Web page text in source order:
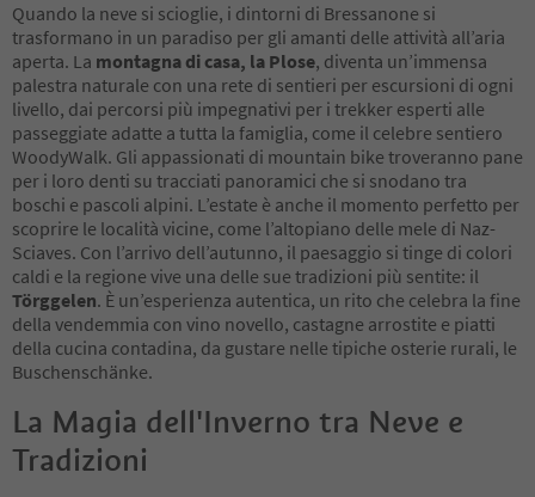
Quando la neve si scioglie, i dintorni di Bressanone si
trasformano in un paradiso per gli amanti delle attività all’aria
aperta. La montagna di casa, la Plose, diventa un’immensa
palestra naturale con una rete di sentieri per escursioni di ogni
livello, dai percorsi più impegnativi per i trekker esperti alle
passeggiate adatte a tutta la famiglia, come il celebre sentiero
WoodyWalk. Gli appassionati di mountain bike troveranno pane
per i loro denti su tracciati panoramici che si snodano tra
boschi e pascoli alpini. L’estate è anche il momento perfetto per
scoprire le località vicine, come l’altopiano delle mele di Naz-
Sciaves. Con l’arrivo dell’autunno, il paesaggio si tinge di colori
caldi e la regione vive una delle sue tradizioni più sentite: il
Törggelen. È un’esperienza autentica, un rito che celebra la fine
della vendemmia con vino novello, castagne arrostite e piatti
della cucina contadina, da gustare nelle tipiche osterie rurali, le
Buschenschänke.
La Magia dell'Inverno tra Neve e
Tradizioni